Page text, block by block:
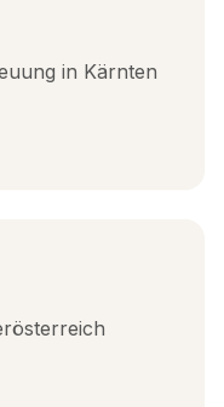
in Kärnten